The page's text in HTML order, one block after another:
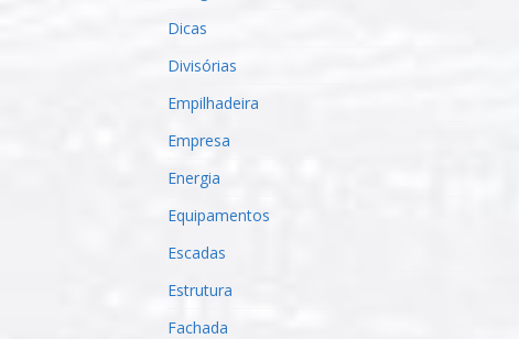
Dicas
Divisórias
Empilhadeira
Empresa
Energia
Equipamentos
Escadas
Estrutura
Fachada